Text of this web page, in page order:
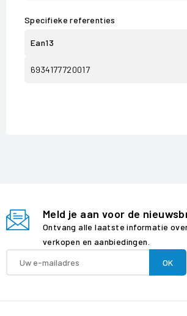
Specifieke referenties
Ean13
6934177720017
Meld je aan voor de
Ontvang alle laatste informatie
verkopen en aanbiedingen.